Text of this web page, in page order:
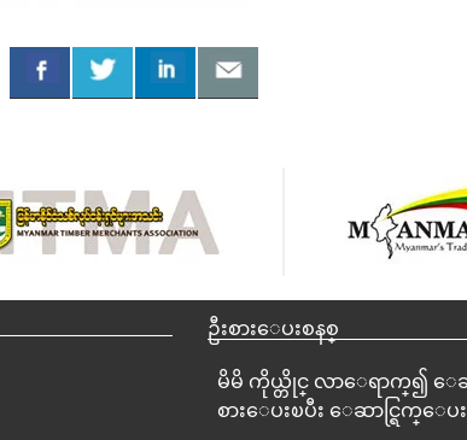
ဦးစားေပးစနစ္
မိမိ ကိုယ္တိုင္ လာေရာက္၍ ေဆာ
စားေပးၿပီး ေဆာင္ရြက္ေပ